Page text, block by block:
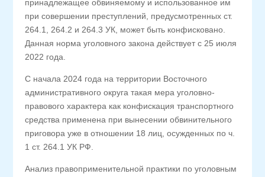
принадлежащее обвиняемому и использованное им
при совершении преступлений, предусмотренных ст.
264.1, 264.2 и 264.3 УК, может быть конфисковано.
Данная норма уголовного закона действует с 25 июля
2022 года.
С начала 2024 года на территории Восточного
административного округа такая мера уголовно-
правового характера как конфискация транспортного
средства применена при вынесении обвинительного
приговора уже в отношении 18 лиц, осужденных по ч.
1 ст. 264.1 УК РФ.
Анализ правоприменительной практики по уголовным